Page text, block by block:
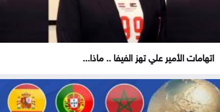
اتهامات الأمير علي تهز الفيفا .. ماذا...